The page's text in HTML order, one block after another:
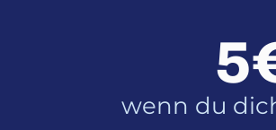
wenn du